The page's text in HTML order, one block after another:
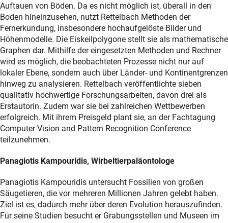
Auftauen von Böden. Da es nicht möglich ist, überall in den
Boden hineinzusehen, nutzt Rettelbach Methoden der
Fernerkundung, insbesondere hochaufgelöste Bilder und
Höhenmodelle. Die Eiskeilpolygone stellt sie als mathematische
Graphen dar. Mithilfe der eingesetzten Methoden und Rechner
wird es möglich, die beobachteten Prozesse nicht nur auf
lokaler Ebene, sondern auch über Länder- und Kontinentgrenzen
hinweg zu analysieren. Rettelbach veröffentlichte sieben
qualitativ hochwertige Forschungsarbeiten, davon drei als
Erstautorin. Zudem war sie bei zahlreichen Wettbewerben
erfolgreich. Mit ihrem Preisgeld plant sie, an der Fachtagung
Computer Vision and Pattern Recognition Conference
teilzunehmen.
Panagiotis Kampouridis, Wirbeltierpaläontologe
Panagiotis Kampouridis untersucht Fossilien von großen
Säugetieren, die vor mehreren Millionen Jahren gelebt haben.
Ziel ist es, dadurch mehr über deren Evolution herauszufinden.
Für seine Studien besucht er Grabungsstellen und Museen im